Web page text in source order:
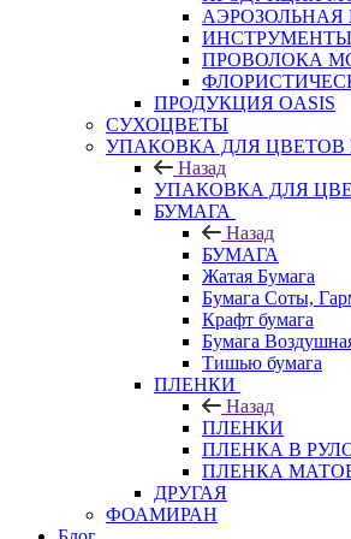
АЭРОЗОЛЬНАЯ
ИНСТРУМЕНТЫ
ПРОВОЛОКА
ПРОДУКЦИЯ OASIS
СУХОЦВЕТЫ
УПАКОВКА ДЛЯ ЦВЕТОВ
Назад
УПАКОВКА ДЛЯ
БУМАГА
Назад
БУМАГА
Жатая Бумага
Бумага Соты,
Крафт бумага
Бумага
Тишью бумага
ПЛЕНКИ
Назад
ПЛЕНКИ
ПЛЕНКА В
ПЛЕНКА
ДРУГАЯ
ФОАМИРАН